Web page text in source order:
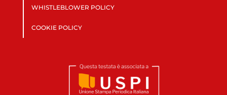
WHISTLEBLOWER POLICY
COOKIE POLICY